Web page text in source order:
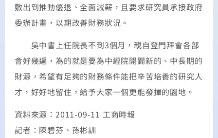
敷出到推動優退、全面減薪，且要求研究員承接政府
委辦計畫，以期改善財務狀況。
吳中書上任院長不到3個月，親自登門拜會各部
會好幾遍，為的就是要為中經院開闢新的、中長期的
財源，希望有足夠的財務條件能把辛苦培養的研究人
才，好好地留住，給予大家一個更能發揮的園地。
資料來源：2011-09-11 工商時報
記者：陳碧芬、孫彬訓